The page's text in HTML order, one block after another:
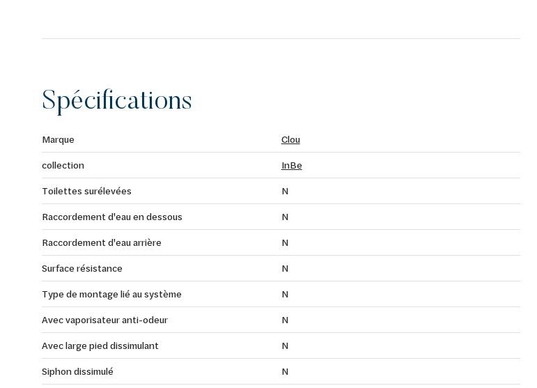
Spécifications
Marque
Clou
collection
InBe
Toilettes surélevées
N
Raccordement d'eau en dessous
N
Raccordement d'eau arrière
N
Surface résistance
N
Type de montage lié au système
N
Avec vaporisateur anti-odeur
N
Avec large pied dissimulant
N
Siphon dissimulé
N